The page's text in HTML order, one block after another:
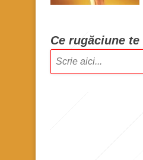
Ce rugăciune